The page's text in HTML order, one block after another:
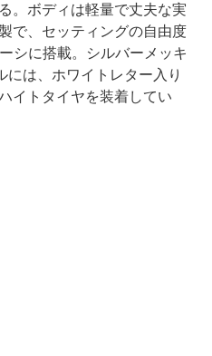
。ボディは軽量で丈夫な実
で、セッティングの自由度
シに搭載。シルバーメッキ
には、ホワイトレター入り
イトタイヤを装着してい